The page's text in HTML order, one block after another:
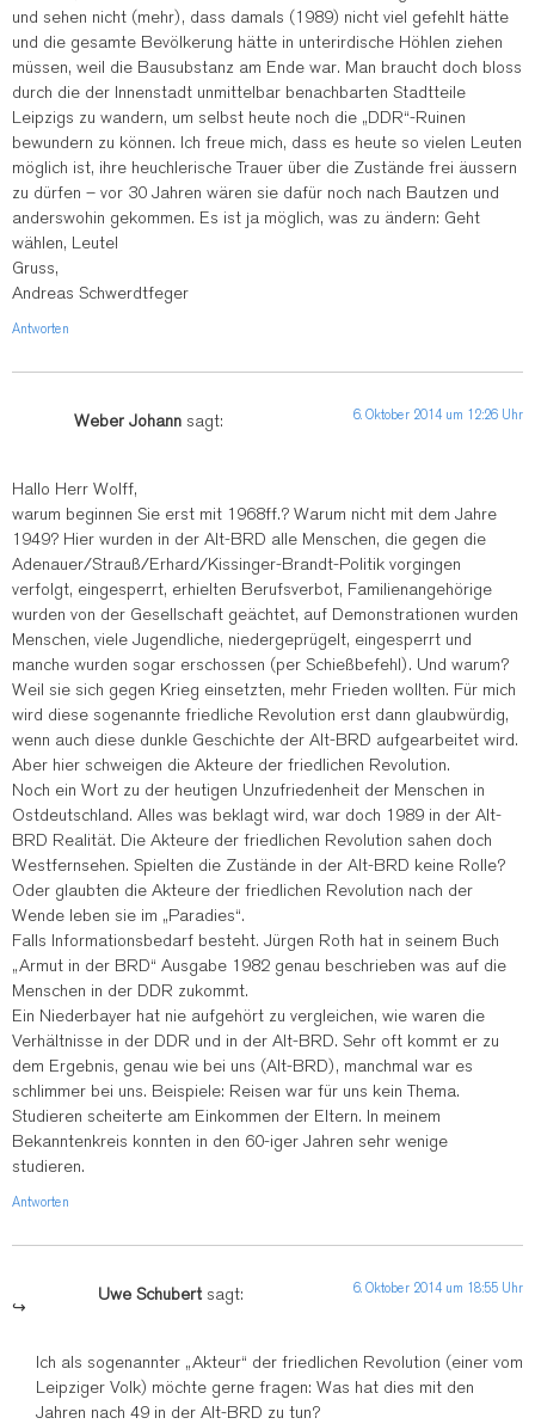
und sehen nicht (mehr), dass damals (1989) nicht viel gefehlt hätte
und die gesamte Bevölkerung hätte in unterirdische Höhlen ziehen
müssen, weil die Bausubstanz am Ende war. Man braucht doch bloss
durch die der Innenstadt unmittelbar benachbarten Stadtteile
Leipzigs zu wandern, um selbst heute noch die „DDR“-Ruinen
bewundern zu können. Ich freue mich, dass es heute so vielen Leuten
möglich ist, ihre heuchlerische Trauer über die Zustände frei äussern
zu dürfen – vor 30 Jahren wären sie dafür noch nach Bautzen und
anderswohin gekommen. Es ist ja möglich, was zu ändern: Geht
wählen, Leute!
Gruss,
Andreas Schwerdtfeger
Antworten
Weber Johann sagt: 6. Oktober 2014 um 12:26 Uhr
Hallo Herr Wolff,
warum beginnen Sie erst mit 1968ff.? Warum nicht mit dem Jahre
1949? Hier wurden in der Alt-BRD alle Menschen, die gegen die
Adenauer/Strauß/Erhard/Kissinger-Brandt-Politik vorgingen
verfolgt, eingesperrt, erhielten Berufsverbot, Familienangehörige
wurden von der Gesellschaft geächtet, auf Demonstrationen wurden
Menschen, viele Jugendliche, niedergeprügelt, eingesperrt und
manche wurden sogar erschossen (per Schießbefehl). Und warum?
Weil sie sich gegen Krieg einsetzten, mehr Frieden wollten. Für mich
wird diese sogenannte friedliche Revolution erst dann glaubwürdig,
wenn auch diese dunkle Geschichte der Alt-BRD aufgearbeitet wird.
Aber hier schweigen die Akteure der friedlichen Revolution.
Noch ein Wort zu der heutigen Unzufriedenheit der Menschen in
Ostdeutschland. Alles was beklagt wird, war doch 1989 in der Alt-
BRD Realität. Die Akteure der friedlichen Revolution sahen doch
Westfernsehen. Spielten die Zustände in der Alt-BRD keine Rolle?
Oder glaubten die Akteure der friedlichen Revolution nach der
Wende leben sie im „Paradies“.
Falls Informationsbedarf besteht. Jürgen Roth hat in seinem Buch
„Armut in der BRD“ Ausgabe 1982 genau beschrieben was auf die
Menschen in der DDR zukommt.
Ein Niederbayer hat nie aufgehört zu vergleichen, wie waren die
Verhältnisse in der DDR und in der Alt-BRD. Sehr oft kommt er zu
dem Ergebnis, genau wie bei uns (Alt-BRD), manchmal war es
schlimmer bei uns. Beispiele: Reisen war für uns kein Thema.
Studieren scheiterte am Einkommen der Eltern. In meinem
Bekanntenkreis konnten in den 60-iger Jahren sehr wenige
studieren.
Antworten
Uwe Schubert sagt: 6. Oktober 2014 um 18:55 Uhr
Ich als sogenannter „Akteur“ der friedlichen Revolution (einer vom
Leipziger Volk) möchte gerne fragen: Was hat dies mit den
Jahren nach 49 in der Alt-BRD zu tun?